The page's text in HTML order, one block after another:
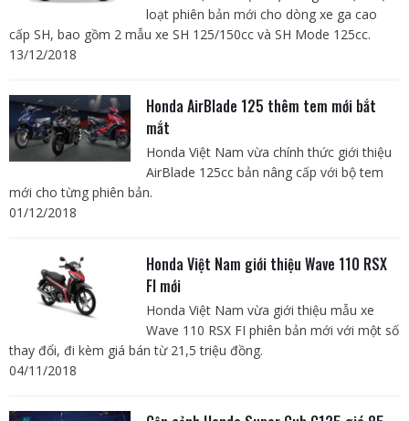
loạt phiên bản mới cho dòng xe ga cao
cấp SH, bao gồm 2 mẫu xe SH 125/150cc và SH Mode 125cc.
13/12/2018
Honda AirBlade 125 thêm tem mới bắt
mắt
Honda Việt Nam vừa chính thức giới thiệu
AirBlade 125cc bản nâng cấp với bộ tem
mới cho từng phiên bản.
01/12/2018
Honda Việt Nam giới thiệu Wave 110 RSX
FI mới
Honda Việt Nam vừa giới thiệu mẫu xe
Wave 110 RSX FI phiên bản mới với một số
thay đổi, đi kèm giá bán từ 21,5 triệu đồng.
04/11/2018